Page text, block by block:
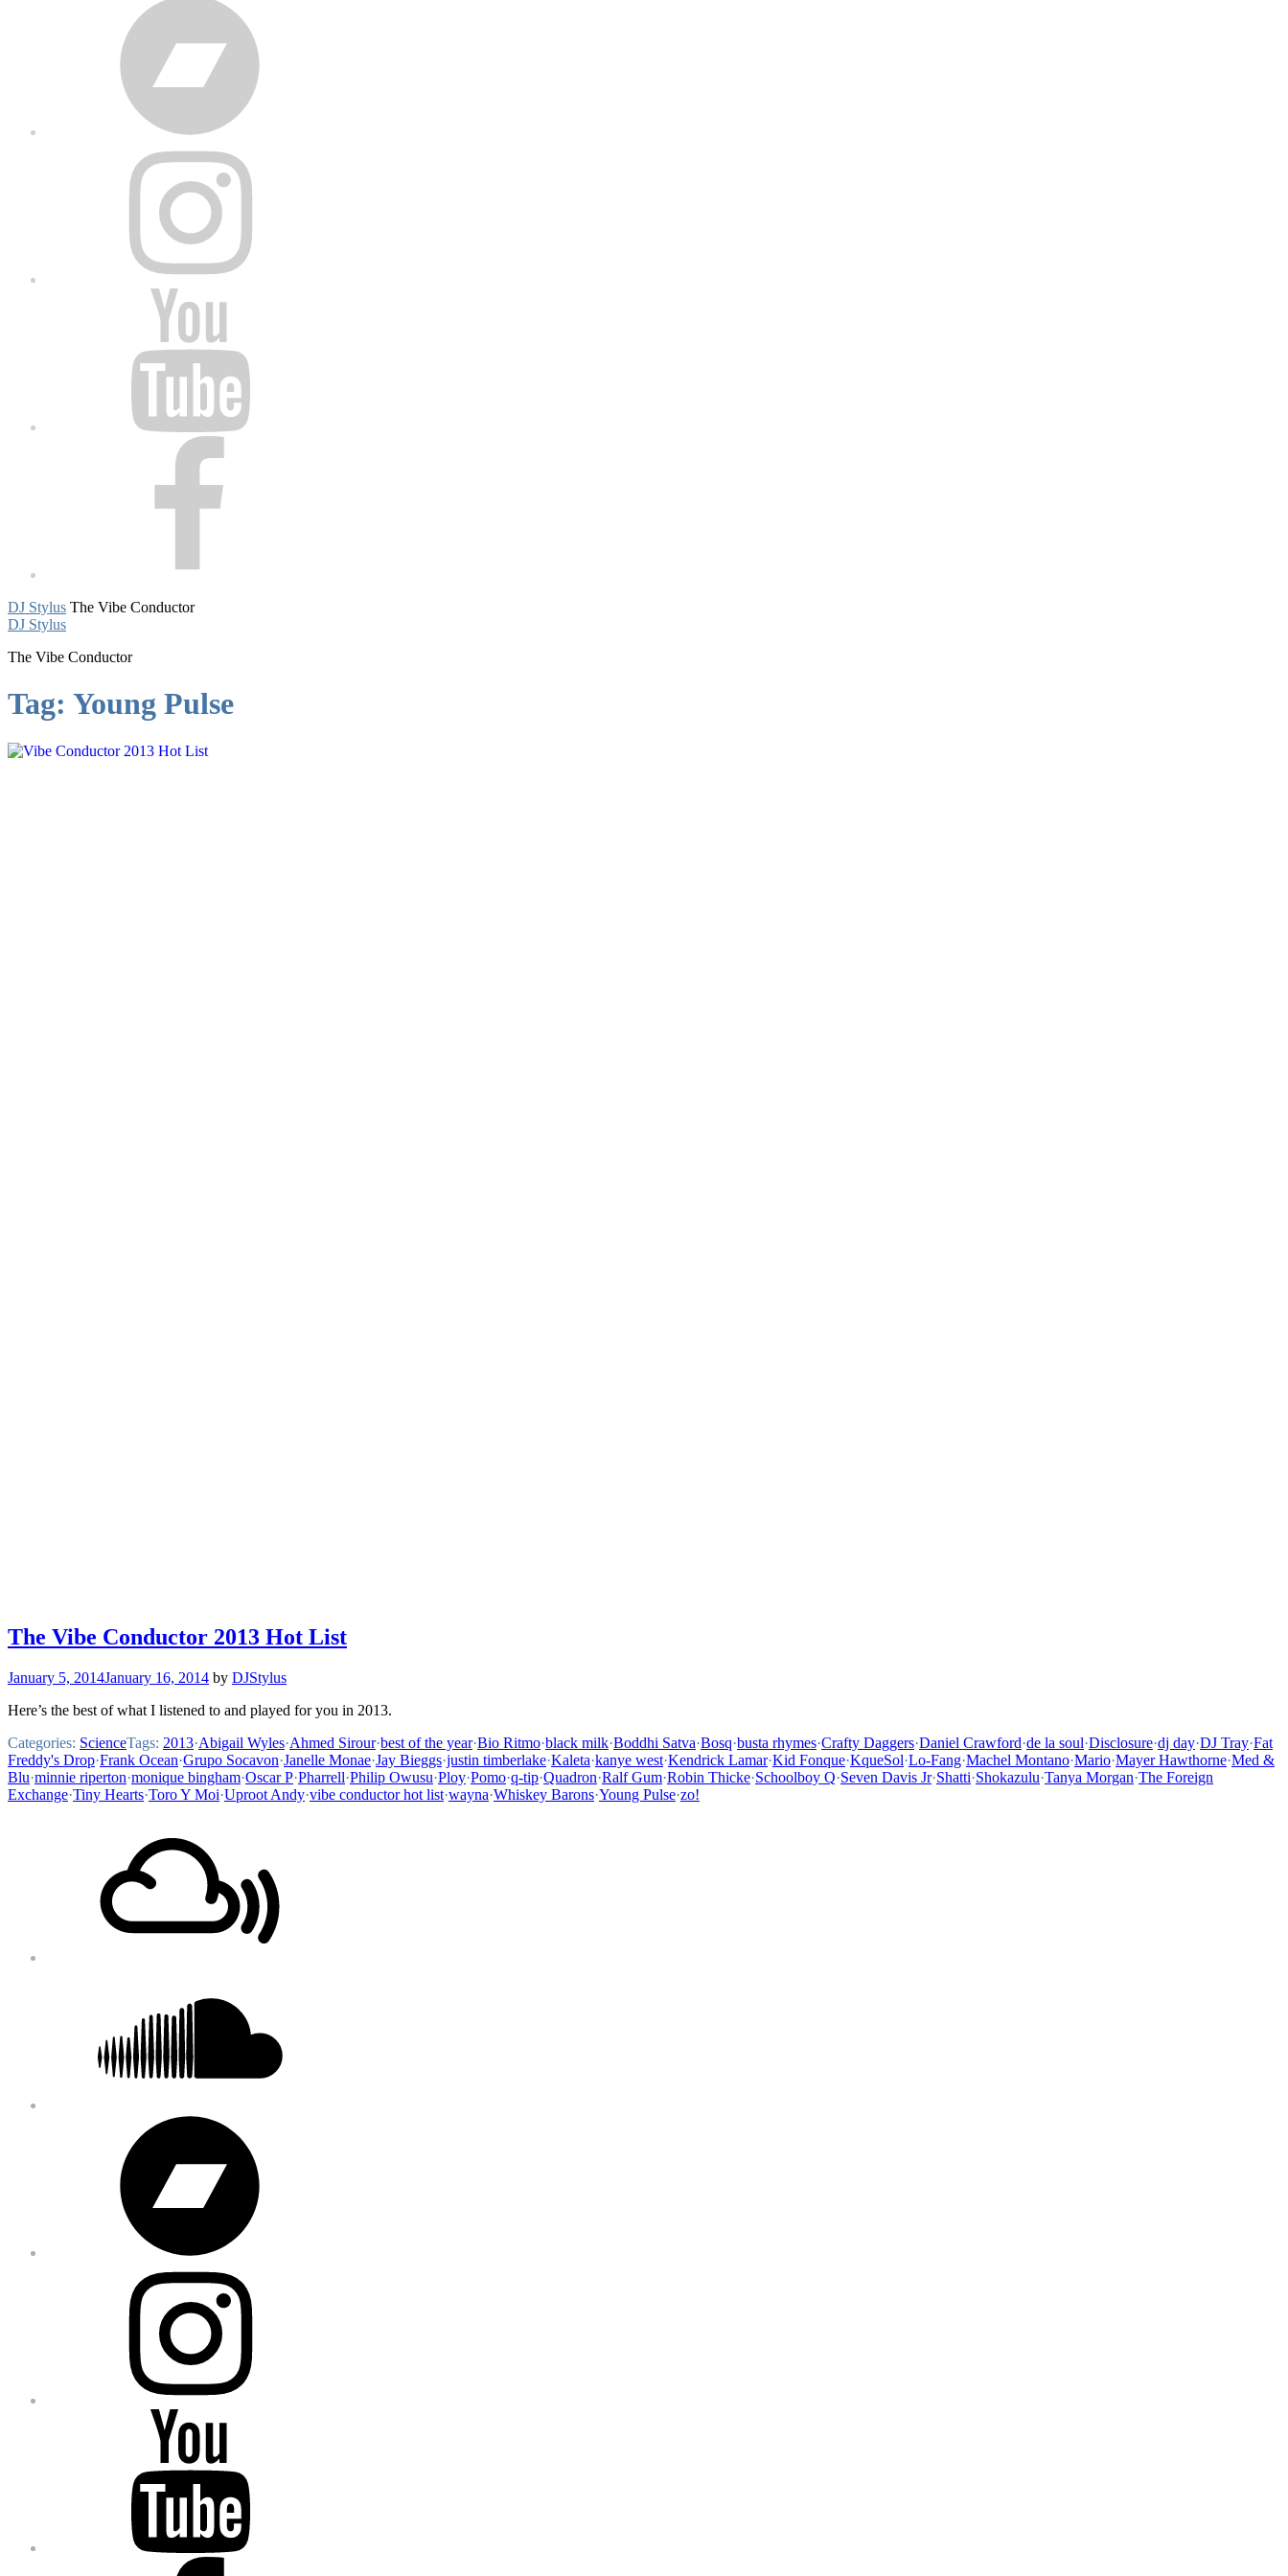
DJ Stylus The Vibe Conductor
DJ Stylus
The Vibe Conductor
Tag: Young Pulse
The Vibe Conductor 2013 Hot List
January 5, 2014January 16, 2014 by DJStylus
Here’s the best of what I listened to and played for you in 2013.
Categories: ScienceTags: 2013·Abigail Wyles·Ahmed Sirour·best of the year·Bio Ritmo·black milk·Boddhi Satva·Bosq·busta rhymes·Crafty Daggers·Daniel Crawford·de la soul·Disclosure·dj day·DJ Tray·Fat
Freddy's Drop·Frank Ocean·Grupo Socavon·Janelle Monae·Jay Bieggs·justin timberlake·Kaleta·kanye west·Kendrick Lamar·Kid Fonque·KqueSol·Lo-Fang·Machel Montano·Mario·Mayer Hawthorne·Med &
Blu·minnie riperton·monique bingham·Oscar P·Pharrell·Philip Owusu·Ploy·Pomo·q-tip·Quadron·Ralf Gum·Robin Thicke·Schoolboy Q·Seven Davis Jr·Shatti·Shokazulu·Tanya Morgan·The Foreign
Exchange·Tiny Hearts·Toro Y Moi·Uproot Andy·vibe conductor hot list·wayna·Whiskey Barons·Young Pulse·zo!